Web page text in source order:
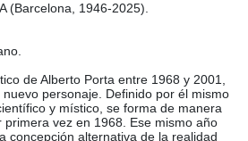
(Barcelona, 1946-2025).
de Alberto Porta entre 1968 y 2001,
personaje. Definido por él mismo
y místico, se forma de manera
vez en 1968. Ese mismo año
concepción alternativa de la realidad